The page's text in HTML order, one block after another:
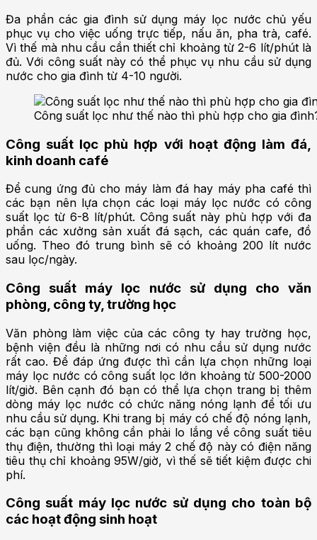
Đa phần các gia đình sử dụng máy lọc nước chủ yếu
phục vụ cho việc uống trực tiếp, nấu ăn, pha trà, café.
Vì thế mà nhu cầu cần thiết chỉ khoảng từ 2-6 lít/phút là
đủ. Với công suất này có thể phục vụ nhu cầu sử dụng
nước cho gia đình từ 4-10 người.
Công suất lọc như thế nào thì phù hợp cho gia
Công suất lọc phù hợp với hoạt động làm đá,
kinh doanh café
Để cung ứng đủ cho máy làm đá hay máy pha café thì
các bạn nên lựa chọn các loại máy lọc nước có công
suất lọc từ 6-8 lít/phút. Công suất này phù hợp với đa
phần các xưởng sản xuất đá sạch, các quán cafe, đồ
uống. Theo đó trung bình sẽ có khoảng 200 lít nước
sau lọc/ngày.
Công suất máy lọc nước sử dụng cho văn
phòng, công ty, trường học
Văn phòng làm việc của các công ty hay trường học,
bệnh viện đều là những nơi có nhu cầu sử dụng nước
rất cao. Để đáp ứng được thì cần lựa chọn những loại
máy lọc nước có công suất lọc lớn khoảng từ 500-2000
lít/giờ. Bên cạnh đó bạn có thể lựa chọn trang bị thêm
dòng máy lọc nước có chức năng nóng lạnh để tối ưu
nhu cầu sử dụng. Khi trang bị máy có chế độ nóng lạnh,
các bạn cũng không cần phải lo lắng về công suất tiêu
thụ điện, thường thì loại máy 2 chế độ này có điện năng
tiêu thụ chỉ khoảng 95W/giờ, vì thế sẽ tiết kiệm được chi
phí.
Công suất máy lọc nước sử dụng cho toàn bộ
các hoạt động sinh hoạt